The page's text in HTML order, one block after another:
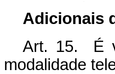
Adicionais
Art. 15. É
modalidade